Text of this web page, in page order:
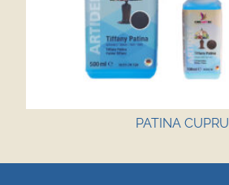
PATINA CUPRU